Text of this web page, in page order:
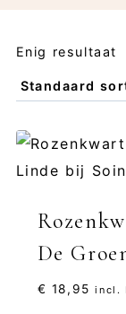
Enig resultaat
De
€ 18,95 incl.